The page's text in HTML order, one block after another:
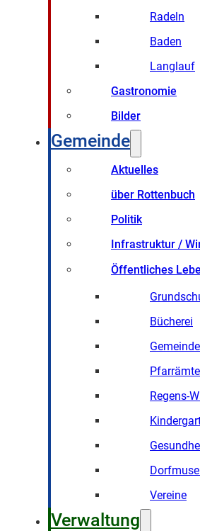
Radeln
Baden
Langlauf
Gastronomie
Bilder
Gemeinde
Aktuelles
über Rottenbuch
Politik
Infrastruktur /
Öffentliches
Bücherei
Regens-
Vereine
Verwaltung